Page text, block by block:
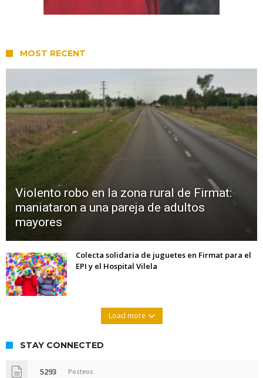
MOST RECENT
Violento robo en la zona rural de Firmat:
maniataron a una pareja de adultos
mayores
Colecta solidaria de juguetes en Firmat para el
EPI y el Hospital Vilela
Load more
STAY CONNECTED
5293 Posteos